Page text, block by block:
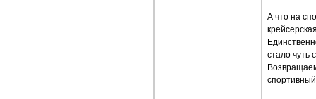
А что на
стало чуть